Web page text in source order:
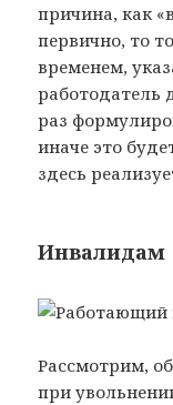
причина, как
первично, то
временем,
работодатель
раз
иначе это
здесь
Инвалидам
Рассмотрим,
при